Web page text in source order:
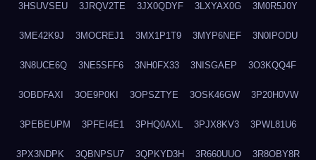
3HSUVSEU 3JRQV2TE 3JX0QDYF 3LXYAX0G 3M0R5J0Y
3ME42K9J 3MOCREJ1 3MX1P1T9 3MYP6NEF 3N0IPODU
3N8UCE6Q 3NE5SFF6 3NH0FX33 3NISGAEP 3O3KQQ4F
3OBDFAXI 3OE9P0KI 3OPSZTYE 3OSK46GW 3P20H0VW
3PEBEUPM 3PFEI4E1 3PHQ0AXL 3PJX8KV3 3PWL81U6
3PX3NDPK 3QBNPSU7 3QPKYD3H 3R660UUO 3R8OBY8R